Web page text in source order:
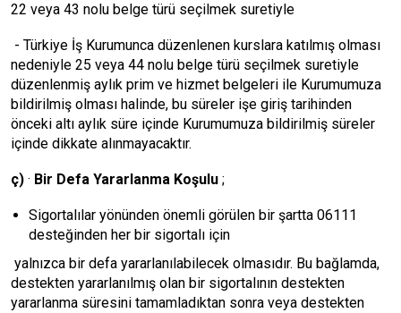
22 veya 43 nolu belge türü seçilmek suretiyle
- Türkiye İş Kurumunca düzenlenen kurslara katılmış olması
nedeniyle 25 veya 44 nolu belge türü seçilmek suretiyle
düzenlenmiş aylık prim ve hizmet belgeleri ile Kurumumuza
bildirilmiş olması halinde, bu süreler işe giriş tarihinden
önceki altı aylık süre içinde Kurumumuza bildirilmiş süreler
içinde dikkate alınmayacaktır.
ç) · Bir Defa Yararlanma Koşulu ;
Sigortalılar yönünden önemli görülen bir şartta 06111
desteğinden her bir sigortalı için
yalnızca bir defa yararlanılabilecek olmasıdır. Bu bağlamda,
destekten yararlanılmış olan bir sigortalının destekten
yararlanma süresini tamamladıktan sonra veya destekten